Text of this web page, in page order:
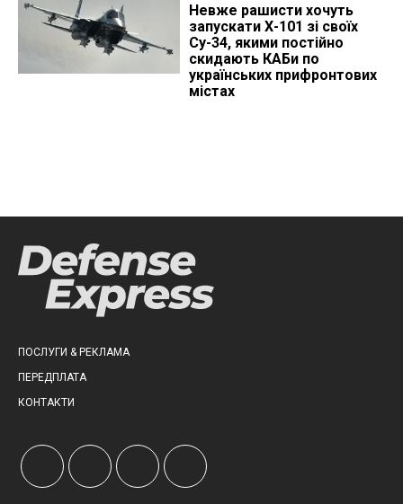
Невже рашисти хочуть
запускати Х-101 зі своїх
Су-34, якими постійно
скидають КАБи по
українських прифронтових
містах
ПОСЛУГИ & РЕКЛАМА
ПЕРЕДПЛАТА
КОНТАКТИ